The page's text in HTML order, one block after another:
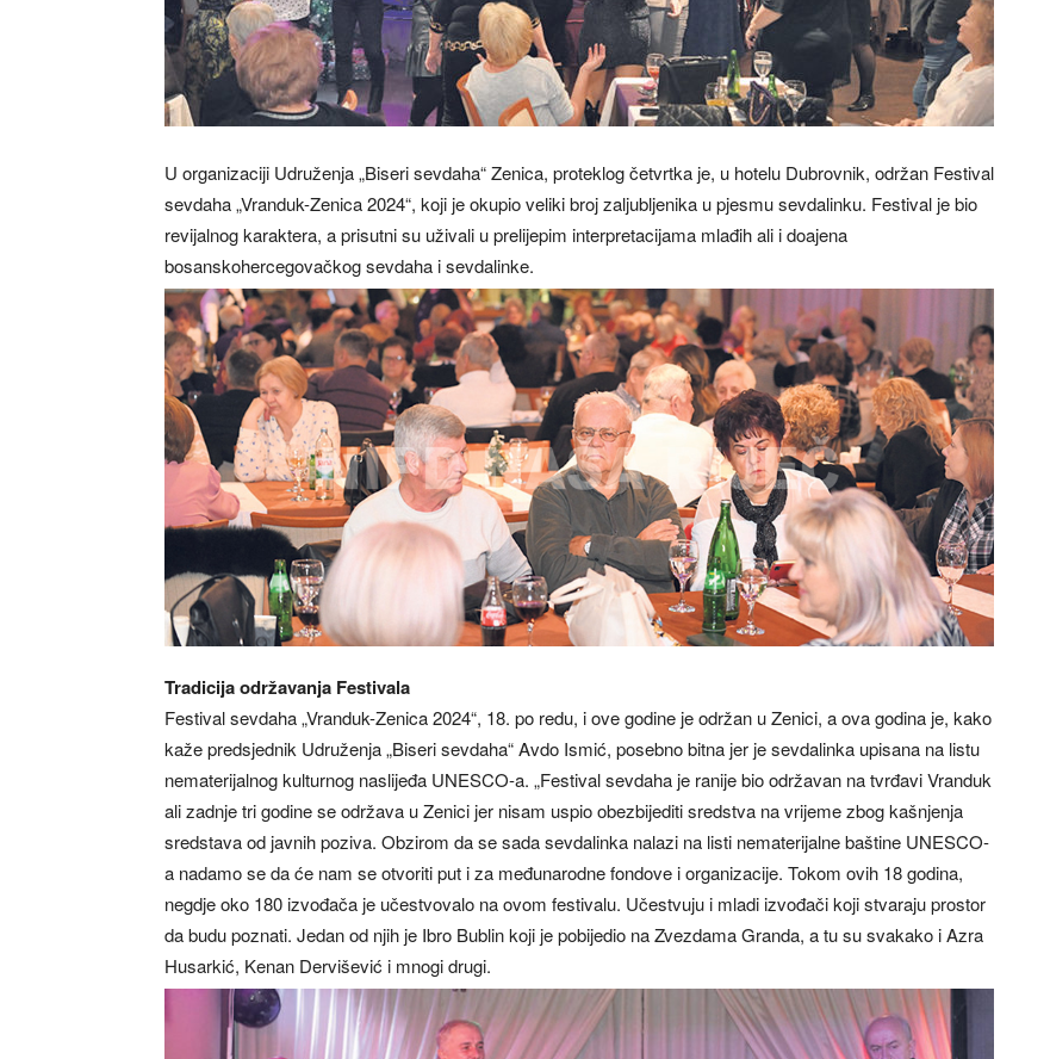
U organizaciji Udruženja „Biseri sevdaha“ Zenica, proteklog četvrtka je, u hotelu Dubrovnik, održan Festival
sevdaha „Vranduk-Zenica 2024“, koji je okupio veliki broj zaljubljenika u pjesmu sevdalinku. Festival je bio
revijalnog karaktera, a prisutni su uživali u prelijepim interpretacijama mlađih ali i doajena
bosanskohercegovačkog sevdaha i sevdalinke.
Tradicija održavanja Festivala
Festival sevdaha „Vranduk-Zenica 2024“, 18. po redu, i ove godine je održan u Zenici, a ova godina je, kako
kaže predsjednik Udruženja „Biseri sevdaha“ Avdo Ismić, posebno bitna jer je sevdalinka upisana na listu
nematerijalnog kulturnog naslijeđa UNESCO-a. „Festival sevdaha je ranije bio održavan na tvrđavi Vranduk
ali zadnje tri godine se održava u Zenici jer nisam uspio obezbijediti sredstva na vrijeme zbog kašnjenja
sredstava od javnih poziva. Obzirom da se sada sevdalinka nalazi na listi nematerijalne baštine UNESCO-
a nadamo se da će nam se otvoriti put i za međunarodne fondove i organizacije. Tokom ovih 18 godina,
negdje oko 180 izvođača je učestvovalo na ovom festivalu. Učestvuju i mladi izvođači koji stvaraju prostor
da budu poznati. Jedan od njih je Ibro Bublin koji je pobijedio na Zvezdama Granda, a tu su svakako i Azra
Husarkić, Kenan Dervišević i mnogi drugi.